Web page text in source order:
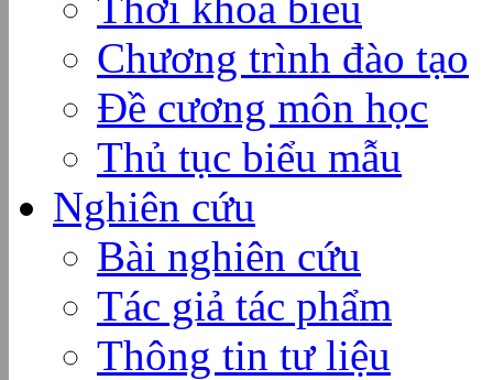
Chương trình đào tạo
Đề cương môn học
Thủ tục biểu mẫu
Nghiên cứu
Bài nghiên cứu
Tác giả tác phẩm
Thông tin tư liệu